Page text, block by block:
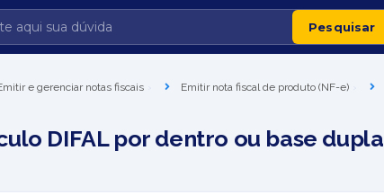
e gerenciar notas fiscais
Emitir nota fiscal de produto (NF-e)
DIFAL por dentro ou base dupla